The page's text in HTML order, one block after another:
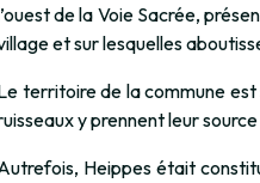
de la Voie Sacrée,
et sur lesquelles
territoire de la commune est
y prennent leur
Heippes était